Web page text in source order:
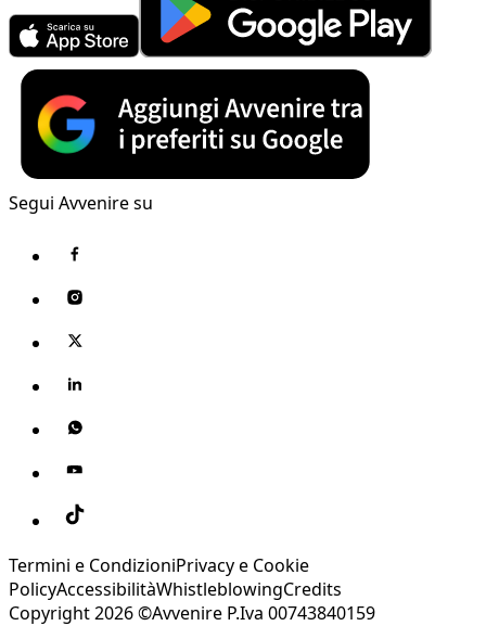
Segui Avvenire su
Termini e CondizioniPrivacy e Cookie
PolicyAccessibilitàWhistleblowingCredits
Copyright 2026 ©Avvenire P.Iva 00743840159